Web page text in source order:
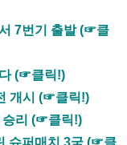
7번기 출발 (☞클
(☞클릭!)
개시 (☞클릭!)
승리 (☞클릭!)
슈퍼매치 3국 (☞클